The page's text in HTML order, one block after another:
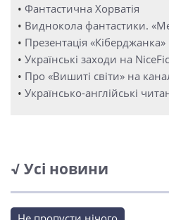
• Фантастична Хорватія
• Виднокола фантастики.
• Презентація «Кіберджанка»
• Українські заходи на
• Про «Вишиті світи» на
• Українсько-англійські
√ Усі новини